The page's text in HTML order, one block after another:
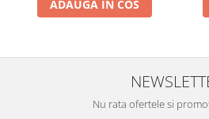
ADAUGA IN COS
Nu rata ofertele si